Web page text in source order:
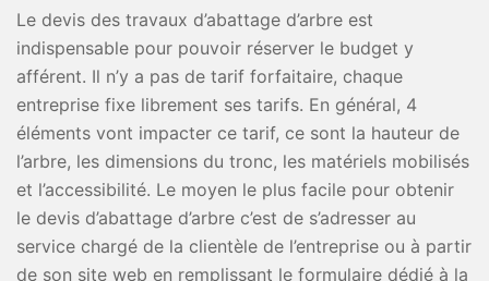
Le devis des travaux d’abattage d’arbre est
indispensable pour pouvoir réserver le budget y
afférent. Il n’y a pas de tarif forfaitaire, chaque
entreprise fixe librement ses tarifs. En général, 4
éléments vont impacter ce tarif, ce sont la hauteur de
l’arbre, les dimensions du tronc, les matériels mobilisés
et l’accessibilité. Le moyen le plus facile pour obtenir
le devis d’abattage d’arbre c’est de s’adresser au
service chargé de la clientèle de l’entreprise ou à partir
de son site web en remplissant le formulaire dédié à la